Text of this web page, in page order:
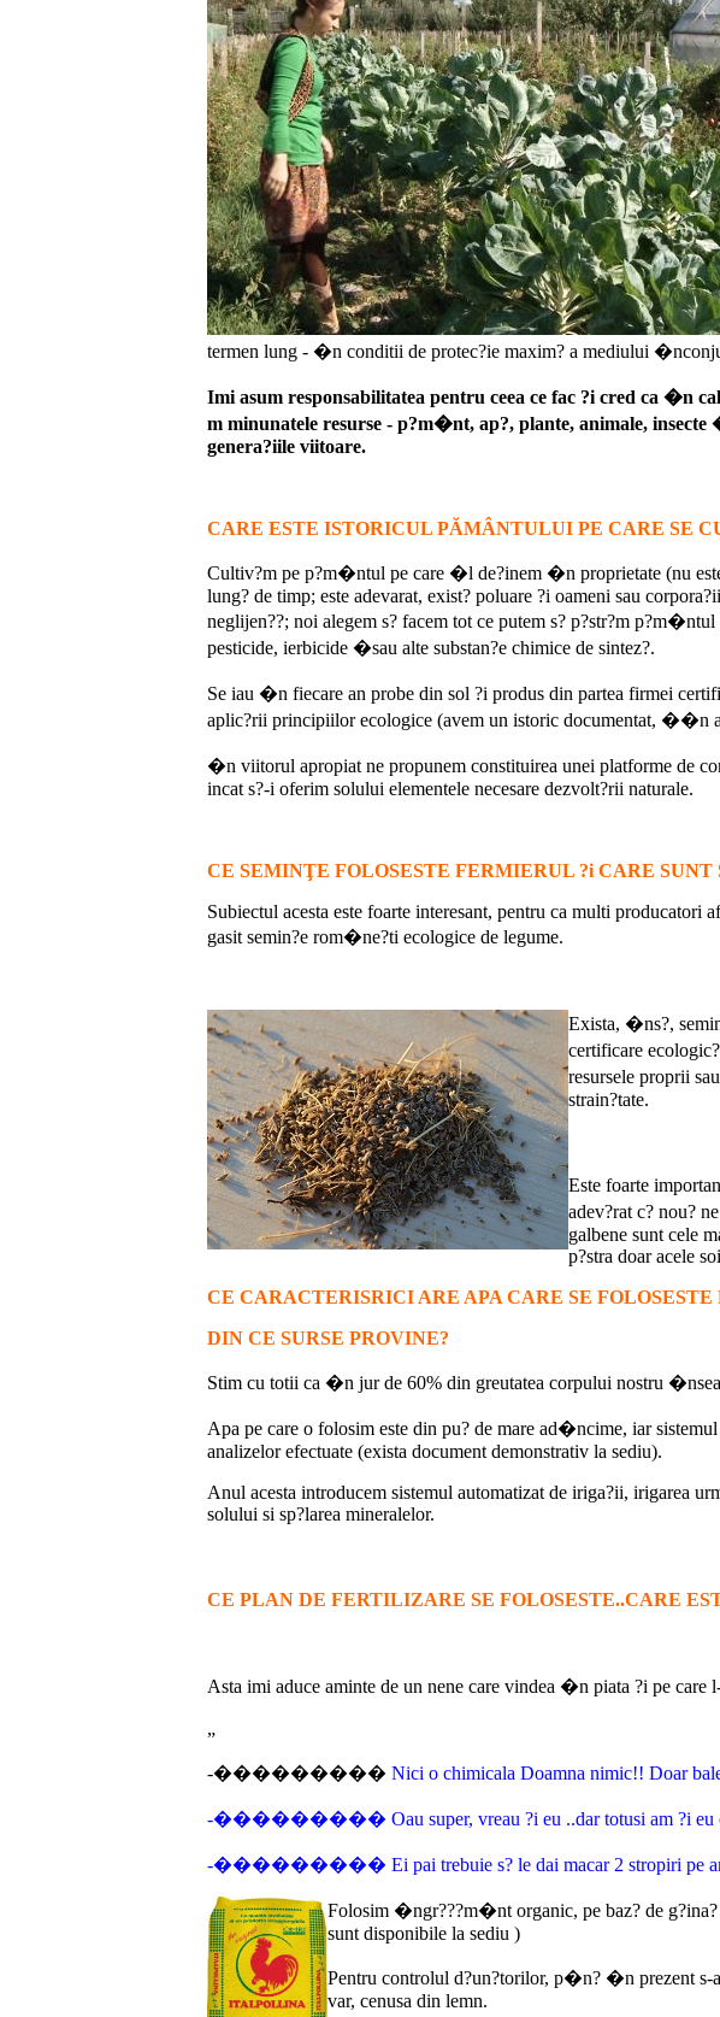
termen lung - �n conditii de protec?ie maxim? a mediului
Imi asum responsabilitatea pentru ceea ce fac ?i cred ca
m minunatele resurse - p?m�nt, ap?, plante, animale,
genera?iile viitoare.
CARE ESTE ISTORICUL PĂMÂNTULUI PE CARE SE
Cultiv?m pe p?m�ntul pe care �l de?inem �n proprietate (nu
lung? de timp; este adevarat, exist? poluare ?i oameni sau
neglijen??; noi alegem s? facem tot ce putem s? p?str?m
pesticide, ierbicide �sau alte substan?e chimice de sintez?.
Se iau �n fiecare an probe din sol ?i produs din partea firmei
aplic?rii principiilor ecologice (avem un istoric documentat, ��n
�n viitorul apropiat ne propunem constituirea unei platforme de
incat s?-i oferim solului elementele necesare dezvolt?rii naturale.
CE SEMINŢE FOLOSESTE FERMIERUL ?i CARE
Subiectul acesta este foarte interesant, pentru ca multi producatori
gasit semin?e rom�ne?ti ecologice de legume.
Exista, �ns?,
certificare
resursele proprii
strain?tate.
Este foarte
adev?rat c? nou?
galbene sunt cele
p?stra doar acele
CE CARACTERISRICI ARE APA CARE SE
DIN CE SURSE PROVINE?
Stim cu totii ca �n jur de 60% din greutatea corpului nostru
Apa pe care o folosim este din pu? de mare ad�ncime, iar
analizelor efectuate (exista document demonstrativ la sediu).
Anul acesta introducem sistemul automatizat de iriga?ii, irigarea
solului si sp?larea mineralelor.
CE PLAN DE FERTILIZARE SE FOLOSESTE..CARE
Asta imi aduce aminte de un nene care vindea �n piata ?i pe
„
-��������� Nici o chimicala Doamna nimic!! Doar
-��������� Oau super, vreau ?i eu ..dar totusi am ?i eu o
-��������� Ei pai trebuie s? le dai macar 2 stropiri pe
Folosim �ngr???m�nt organic, pe baz? de
sunt disponibile la sediu )
Pentru controlul d?un?torilor, p�n? �n prezent s-
var, cenusa din lemn.